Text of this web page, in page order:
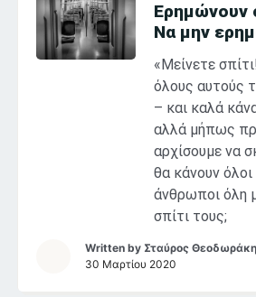
Ερημώνουν
Να μην
ζωές μας
«Μείνετε
όλους αυτούς
– και καλά
αλλά μήπως
αρχίσουμε να
θα κάνουν όλοι
άνθρωποι όλη
σπίτι τους;
Written by Σταύρος
30 Μαρτίου 2020